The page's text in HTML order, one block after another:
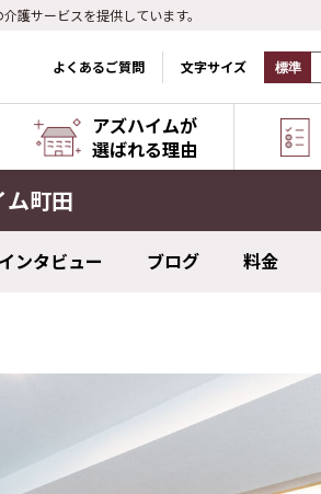
護サービスを提供しています。
よくあるご質問 文字サイズ 標準
アズハイムが
選ばれる理由
ム町田
インタビュー ブログ 料金